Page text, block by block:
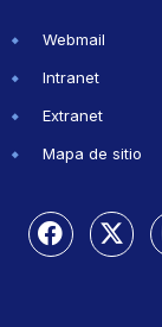
Webmail
Intranet
Extranet
Mapa de sitio